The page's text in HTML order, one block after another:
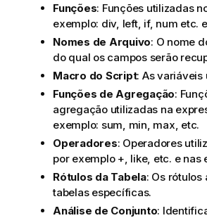
Funções: Funções utilizadas
exemplo: div, left, if, num etc.
Nomes de Arquivo: O nome
do qual os campos serão
Macro do Script: As variáveis
Funções de Agregação:
agregação utilizadas na
exemplo: sum min max , etc.
Operadores: Operadores
por exemplo +, like, etc. e nas
Rótulos da Tabela: Os rótulos
tabelas específicas.
Análise de Conjunto: